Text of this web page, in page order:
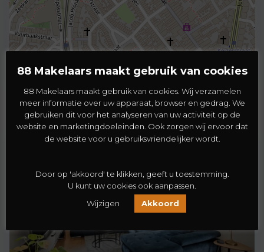
Vergelijkbare woningen
Koopwoning Te Koop
88 Makelaars maakt gebruik van cookies
88 Makelaars maakt gebruik van cookies. Wij verzamelen
meer informatie over uw apparaat, browser en gedrag. We
gebruiken dit voor het analyseren van uw activiteit op de
website en marketingdoeleinden. Ook zorgen wij ervoor dat
de website voor u gebruiksvriendelijker wordt.
Door op 'akkoord' te klikken, geeft u toestemming.
U kunt uw cookies ook aanpassen.
Wijzigen
Akkoord